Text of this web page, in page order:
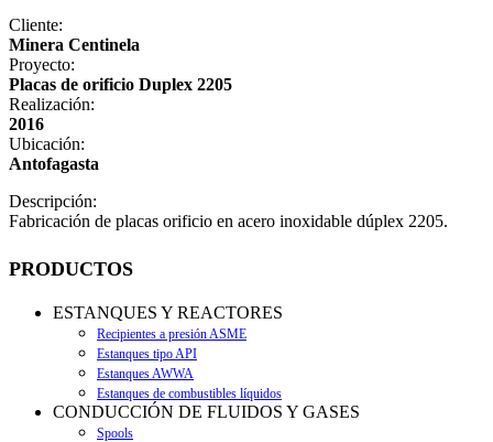
Cliente:
Minera Centinela
Proyecto:
Placas de orificio Duplex 2205
Realización:
2016
Ubicación:
Antofagasta
Descripción:
Fabricación de placas orificio en acero inoxidable dúplex 2205.
PRODUCTOS
ESTANQUES Y REACTORES
Recipientes a presión ASME
Estanques tipo API
Estanques AWWA
Estanques de combustibles líquidos
CONDUCCIÓN DE FLUIDOS Y GASES
Spools